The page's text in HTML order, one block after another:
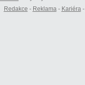
Redakce - Reklama- Kariéra-